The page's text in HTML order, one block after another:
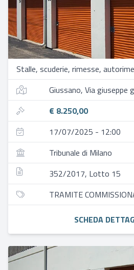
Stalle, scuderie, rimesse,
Giussano, Via giuseppe
€ 8.250,00
17/07/2025 - 12:00
Tribunale di Milano
352/2017, Lotto 15
TRAMITE
SCHEDA